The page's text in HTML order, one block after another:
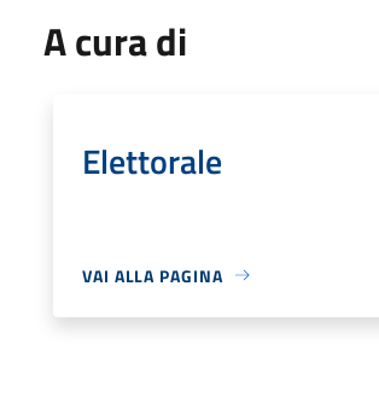
A cura di
Elettorale
VAI ALLA PAGINA